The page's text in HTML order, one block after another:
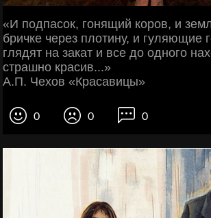
«И подпасок, гонящий коров, и
бричке через плотину, и гуляющие
глядят на закат и все до одного
страшно красив...»
А.П. Чехов «Красавицы»
0 0 0